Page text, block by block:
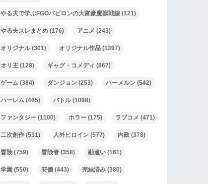
やる夫で学ぶFGOバビロンの大富豪魔獣戦線 (121)
やる夫スレまとめ (176) アニメ (243)
オリジナル(301) オリジナル作品 (1397)
オリ主 (128) ギャグ・コメディ (867)
ゲーム (384) ダンジョン (253) ハーメルン (542)
ハーレム (465) バトル(1098)
ファンタジー (1100) ホラー (175) ラブコメ (471)
二次創作 (531) 人外ヒロイン (577) 内政 (378)
冒険 (759) 冒険者 (358) 勘違い (161)
学園 (550) 安価 (443) 完結済み (380)